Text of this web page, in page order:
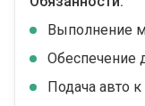
Выполнение
Обеспечение
Подача авто